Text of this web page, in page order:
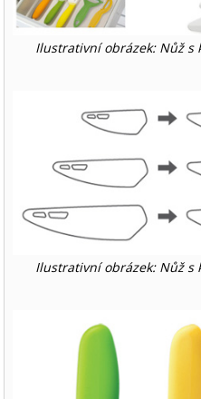
Ilustrativní obrázek: Nůž s
Ilustrativní obrázek: Nůž s